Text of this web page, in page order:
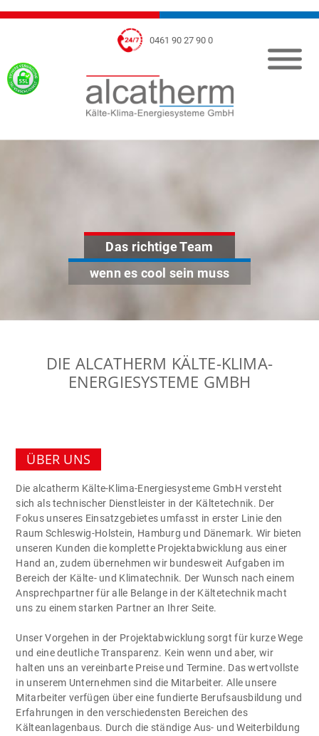
Skip
0461 90 27 90 0
Das richtige Team
wenn es cool sein muss
DIE ALCATHERM KÄLTE-KLIMA-
ENERGIESYSTEME GMBH
ÜBER UNS
Die alcatherm Kälte-Klima-Energiesysteme GmbH versteht
sich als technischer Dienstleister in der Kältetechnik. Der
Fokus unseres Einsatzgebietes umfasst in erster Linie den
Raum Schleswig-Holstein, Hamburg und Dänemark. Wir bieten
unseren Kunden die komplette Projektabwicklung aus einer
Hand an, zudem übernehmen wir bundesweit Aufgaben im
Bereich der Kälte- und Klimatechnik. Der Wunsch nach einem
Ansprechpartner für alle Belange in der Kältetechnik macht
uns zu einem starken Partner an Ihrer Seite.
Unser Vorgehen in der Projektabwicklung sorgt für kurze Wege
und eine deutliche Transparenz. Kein wenn und aber, wir
halten uns an vereinbarte Preise und Termine. Das wertvollste
in unserem Unternehmen sind die Mitarbeiter. Alle unsere
Mitarbeiter verfügen über eine fundierte Berufsausbildung und
Erfahrungen in den verschiedensten Bereichen des
Kälteanlagenbaus. Durch die ständige Aus- und Weiterbildung